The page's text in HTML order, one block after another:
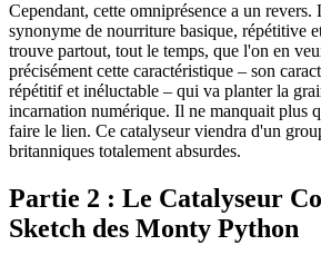
Cependant, cette omniprésence a un
synonyme de nourriture basique, répétitive
trouve partout, tout le temps, que l'on en
précisément cette caractéristique – son
répétitif et inéluctable – qui va planter la
incarnation numérique. Il ne manquait plus
faire le lien. Ce catalyseur viendra d'un
britanniques totalement absurdes.
Partie 2 : Le Catalyseur
Sketch des Monty Python